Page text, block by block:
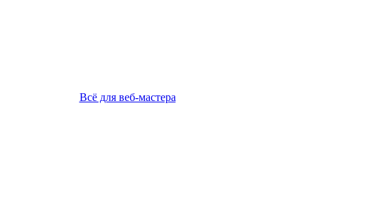
Всё для веб-мастера